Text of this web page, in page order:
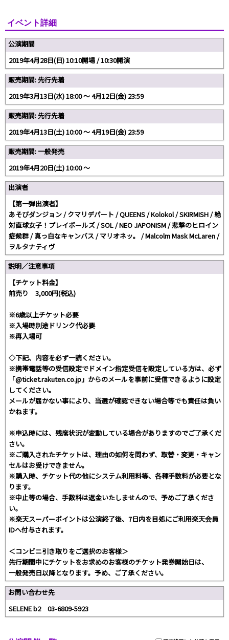
イベント詳細
公演期間
2019年4月28日(日) 10:10開場 / 10:30開演
販売期間: 先行先着
2019年3月13日(水) 18:00 〜 4月12日(金) 23:59
販売期間: 先行先着
2019年4月13日(土) 10:00 〜 4月19日(金) 23:59
販売期間: 一般発売
2019年4月20日(土) 10:00 〜
出演者
【第一弾出演者】
あそびダンジョン / クマリデパート / QUEENS / Kolokol / SKIRMISH / 絶
対直球女子！プレイボールズ / SOL / NEO JAPONISM / 悲撃のヒロイン
症候群 / 真っ白なキャンバス / マリオネッ。 / Malcolm Mask McLaren /
ヲルタナティヴ
説明／注意事項
【チケット料金】
前売り 3,000円(税込)
※6歳以上チケット必要
※入場時別途ドリンク代必要
※再入場可
◇下記、内容を必ず一読ください。
※携帯電話等の受信設定でドメイン指定受信を設定している方は、必ず
「@ticket.rakuten.co.jp」からのメールを事前に受信できるように設定
してください。
メールが届かない事により、当選が確認できない場合等でも責任は負い
かねます。
※申込時には、残席状況が変動している場合がありますのでご了承くだ
さい。
※ご購入されたチケットは、理由の如何を問わず、取替・変更・キャン
セルはお受けできません。
※購入時、チケット代の他にシステム利用料等、各種手数料が必要とな
ります。
※中止等の場合、手数料は返金いたしませんので、予めご了承くださ
い。
※楽天スーパーポイントは公演終了後、7日内を目処にご利用楽天会員
IDへ付与されます。
＜コンビニ引き取りをご選択のお客様＞
先行期間中にチケットをお求めのお客様のチケット発券開始日は、
一般発売日以降となります。予め、ご了承ください。
お問い合わせ先
SELENE b2 03-6809-5923